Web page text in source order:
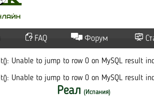
FAQ Форум
Unable to jump to row 0 on MySQL result
Unable to jump to row 0 on MySQL result
Реал (Испания)